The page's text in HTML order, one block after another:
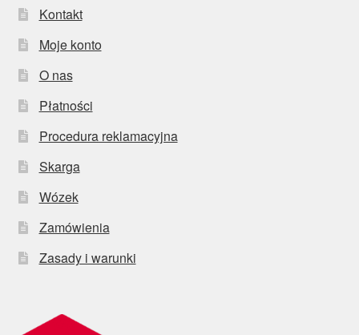
Kontakt
Moje konto
O nas
Płatności
Procedura reklamacyjna
Skarga
Wózek
Zamówienia
Zasady i warunki